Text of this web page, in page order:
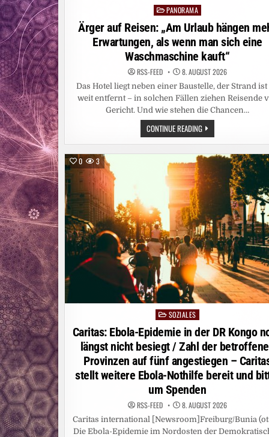
PostedPANORAMA
Ärger auf Reisen: „Am Urlaub hängen
Erwartungen, als wenn man sich eine
Waschmaschine kauft“
RSS-FEED 8. AUGUST 2026
Das Hotel liegt neben einer Baustelle, der Strand ist
weit entfernt – in solchen Fällen ziehen Reisende
Gericht. Und wie stehen die Chancen…
CONTINUE READINGÄRGER
AUF
REISEN:
URLAUB
MEHR
ERWARTUNGEN,
ALS
MAN
SICH
EINE
WASCHMASCHINE
KAUFT“
0 3
Posted
in
SOZIALES
Caritas: Ebola-Epidemie in der DR Kongo
längst nicht besiegt / Zahl der
Provinzen auf fünf angestiegen –
stellt weitere Ebola-Nothilfe bereit und
um Spenden
RSS-FEED 8. AUGUST 2026
Caritas international [Newsroom]Freiburg/Bunia
Die Ebola-Epidemie im Nordosten der